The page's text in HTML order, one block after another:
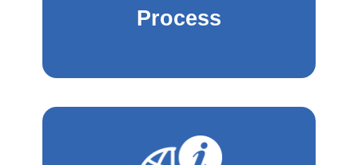
Process